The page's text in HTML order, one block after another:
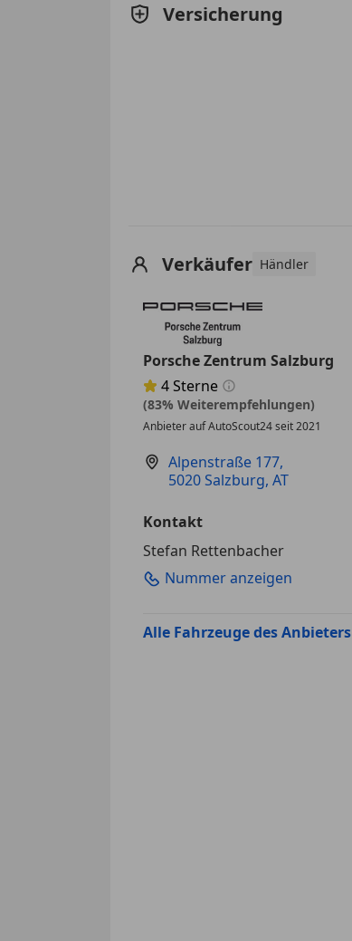
Versicherung
Verkäufer Händler
Porsche Zentrum Salzburg
Sternebewertung 4 von 5
4Sterne
(83% Weiterempfehlungen)
Anbieter auf AutoScout24 seit 2021
Alpenstraße 177,
5020 Salzburg, AT
Kontakt
Stefan Rettenbacher
Nummer anzeigen
Alle Fahrzeuge des Anbieters